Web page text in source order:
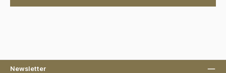
Newsletter